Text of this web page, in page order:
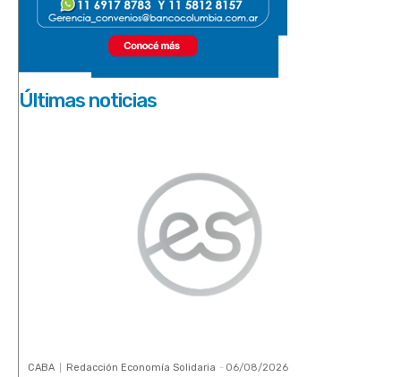
Últimas noticias
CABA Redacción Economía Solidaria - 06/08/2026